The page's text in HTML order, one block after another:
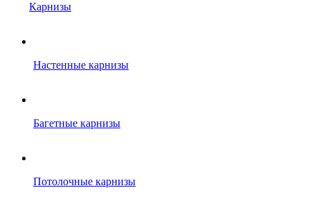
Карнизы
Настенные карнизы
Багетные карнизы
Потолочные карнизы